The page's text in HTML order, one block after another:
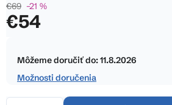
0,0
z
€69 –21 %
€54
cena:
Môžeme doručiť do:11.8.2026
Možnosti doručenia